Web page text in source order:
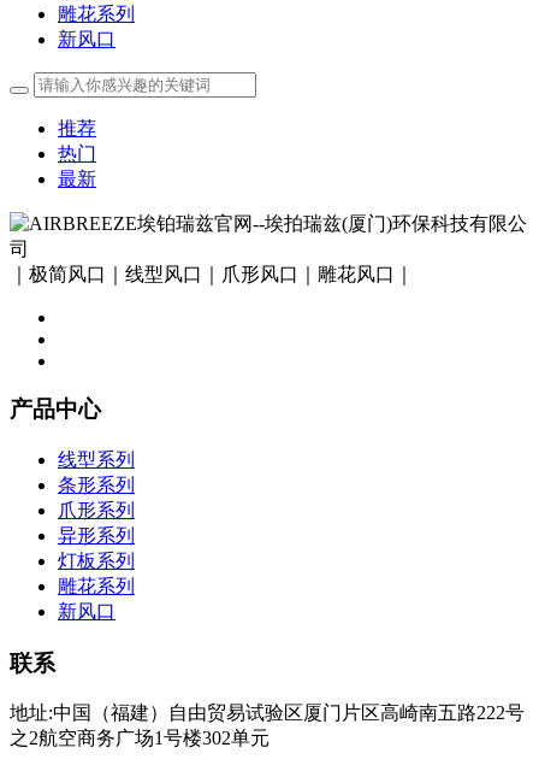
雕花系列
新风口
推荐
热门
最新
｜极简风口｜线型风口｜爪形风口｜雕花风口｜
产品中心
线型系列
条形系列
爪形系列
异形系列
灯板系列
雕花系列
新风口
联系
地址:中国（福建）自由贸易试验区厦门片区高崎南五路222号
之2航空商务广场1号楼302单元